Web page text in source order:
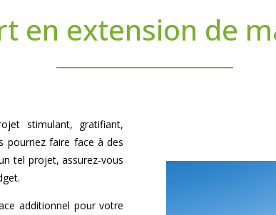
en extension de
stimulant, gratifiant,
pourriez faire face à des
tel projet, assurez-vous
additionnel pour votre